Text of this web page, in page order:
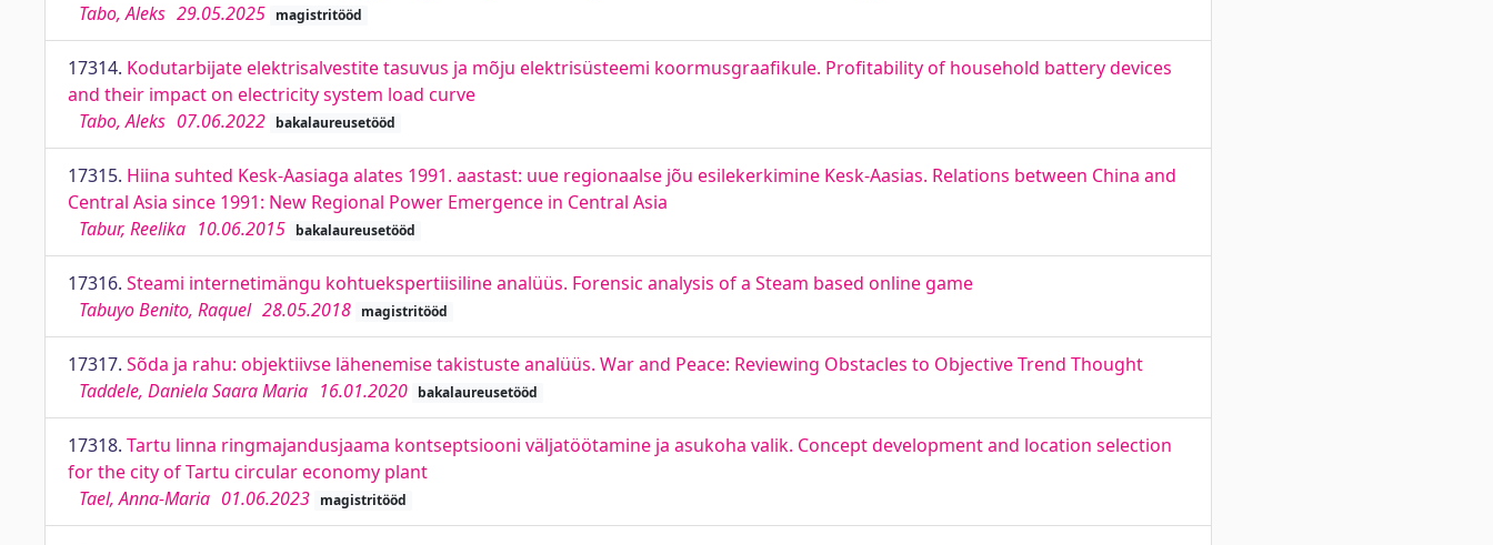
Tabo, Aleks 29.05.2025 magistritööd
17314. Kodutarbijate elektrisalvestite tasuvus ja mõju elektrisüsteemi koormusgraafikule. Profitability of household battery devices
and their impact on electricity system load curve
Tabo, Aleks 07.06.2022 bakalaureusetööd
17315. Hiina suhted Kesk-Aasiaga alates 1991. aastast: uue regionaalse jõu esilekerkimine Kesk-Aasias. Relations between China and
Central Asia since 1991: New Regional Power Emergence in Central Asia
Tabur, Reelika 10.06.2015 bakalaureusetööd
17316. Steami internetimängu kohtuekspertiisiline analüüs. Forensic analysis of a Steam based online game
Tabuyo Benito, Raquel 28.05.2018 magistritööd
17317. Sõda ja rahu: objektiivse lähenemise takistuste analüüs. War and Peace: Reviewing Obstacles to Objective Trend Thought
Taddele, Daniela Saara Maria 16.01.2020 bakalaureusetööd
17318. Tartu linna ringmajandusjaama kontseptsiooni väljatöötamine ja asukoha valik. Concept development and location selection
for the city of Tartu circular economy plant
Tael, Anna-Maria 01.06.2023 magistritööd